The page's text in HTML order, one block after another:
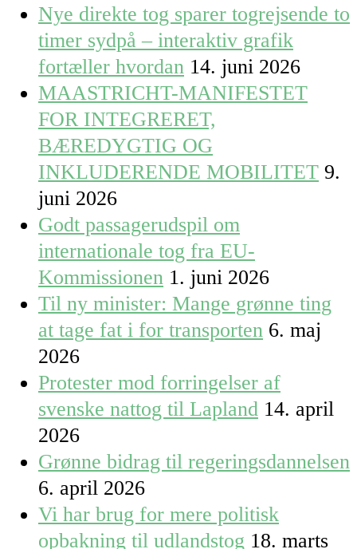
Nye direkte tog sparer togrejsende to
timer sydpå – interaktiv grafik
fortæller hvordan 14. juni 2026
MAASTRICHT-MANIFESTET
FOR INTEGRERET,
BÆREDYGTIG OG
INKLUDERENDE MOBILITET 9.
juni 2026
Godt passagerudspil om
internationale tog fra EU-
Kommissionen 1. juni 2026
Til ny minister: Mange grønne ting
at tage fat i for transporten 6. maj
2026
Protester mod forringelser af
svenske nattog til Lapland 14. april
2026
Grønne bidrag til regeringsdannelsen
6. april 2026
Vi har brug for mere politisk
opbakning til udlandstog 18. marts